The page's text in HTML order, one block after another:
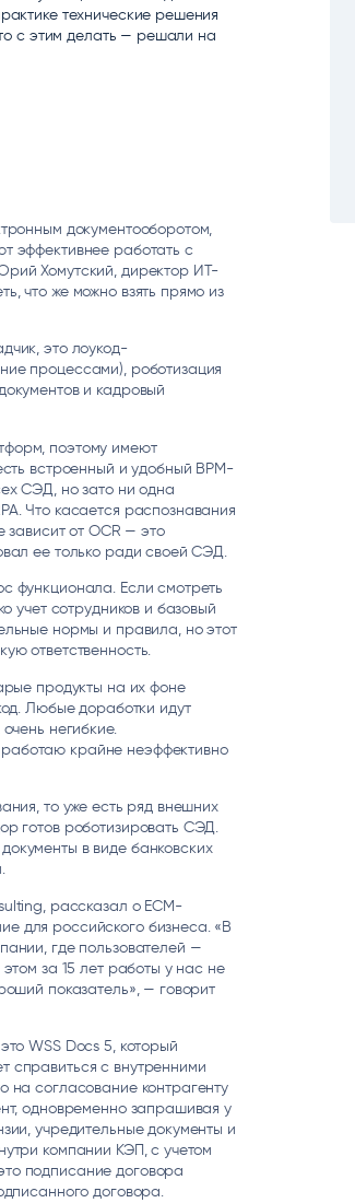
ОПЕРАЦИОННОЙ
Polymatica
ИНСТРУМЕНТЫ АНАЛИТИКИ
технические решения
с этим делать — решали на
документооборотом,
эффективнее работать с
Хомутский, директор ИТ-
что же можно взять прямо из
это лоукод-
процессами), роботизация
и кадровый
поэтому имеют
встроенный и удобный BPM-
СЭД, но зато ни одна
Что касается распознавания
зависит от OCR — это
ее только ради своей СЭД.
функционала. Если смотреть
учет сотрудников и базовый
нормы и правила, но этот
ответственность.
продукты на их фоне
Любые доработки идут
негибкие.
крайне неэффективно
то уже есть ряд внешних
готов роботизировать СЭД.
в виде банковских
рассказал о ECM-
для российского бизнеса. «В
где пользователей —
за 15 лет работы у нас не
показатель», — говорит
WSS Docs 5, который
справиться с внутренними
на согласование контрагенту
одновременно запрашивая у
учредительные документы и
компании КЭП, с учетом
подписание договора
договора.